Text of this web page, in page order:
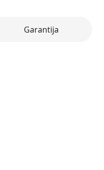
Garantija